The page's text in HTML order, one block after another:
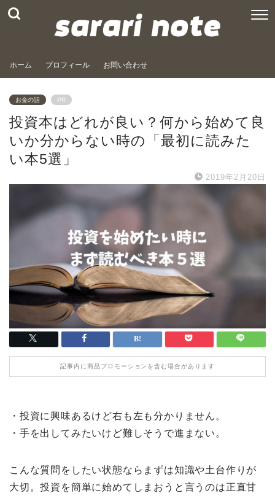
ホーム プロフィール お問い合わせ
お金の話 PR
投資本はどれが良い？何から始めて良
いか分からない時の「最初に読みた
い本5選」
2019年2月20日
記事内に商品プロモーションを含む場合があります
・投資に興味あるけど右も左も分かりません。
・手を出してみたいけど難しそうで進まない。
こんな質問をしたい状態ならまずは知識や土台作りが
大切。投資を簡単に始めてしまおうと言うのは正直甘